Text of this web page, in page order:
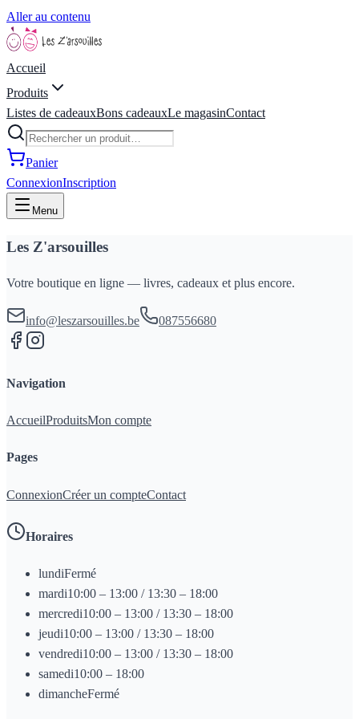
Aller au contenu
Accueil
Produits
Listes de cadeauxBons cadeauxLe magasinContact
Panier
ConnexionInscription
Menu
Les Z'arsouilles
Votre boutique en ligne — livres, cadeaux et plus encore.
info@leszarsouilles.be 087556680
Navigation
AccueilProduitsMon compte
Pages
ConnexionCréer un compteContact
Horaires
lundiFermé
mardi10:00 – 13:00 / 13:30 – 18:00
mercredi10:00 – 13:00 / 13:30 – 18:00
jeudi10:00 – 13:00 / 13:30 – 18:00
vendredi10:00 – 13:00 / 13:30 – 18:00
samedi10:00 – 18:00
dimancheFermé